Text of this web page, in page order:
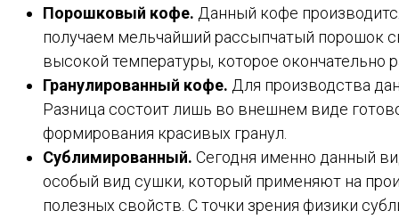
Порошковый кофе. Данный кофе
получаем мельчайший рассыпчатый порошок
высокой температуры, которое окончательно
Гранулированный кофе. Для производства
Разница состоит лишь во внешнем виде
формирования красивых гранул.
Сублимированный. Сегодня именно данный
особый вид сушки, который применяют на
полезных свойств. С точки зрения физики